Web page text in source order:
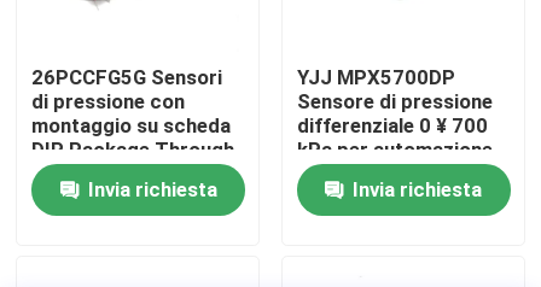
Notizie
Sensore ad ossigeno e gas
26PCCFG5G Sensori
di pressione con
montaggio su scheda
DIP Package Through
Hole
Invia richiesta
YJJ MPX5700DP
Sensore di pressione
differenziale 0 ¥ 700
kPa per automazione
industriale
Invia richiesta